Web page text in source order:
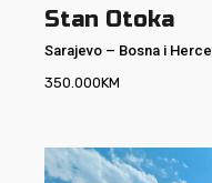
Stan Otoka
Sarajevo – Bosna i
350.000KM